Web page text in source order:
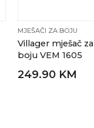
MJEŠAČI ZA BOJU
Villager mješač za
boju VEM 1605
249.90 KM